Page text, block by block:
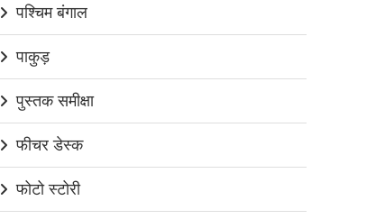
पश्चिम बंगाल
पाकुड़
पुस्तक समीक्षा
फीचर डेस्क
फोटो स्टोरी